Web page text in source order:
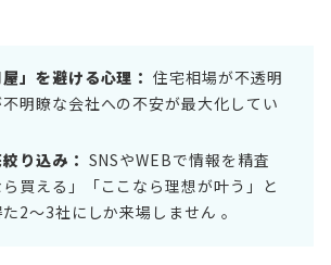
屋」を避ける心理： 住宅相場が不透明
明瞭な会社への不安が最大化してい
り込み： SNSやWEBで情報を精査
買える」「ここなら理想が叶う」と
2〜3社にしか来場しません 。